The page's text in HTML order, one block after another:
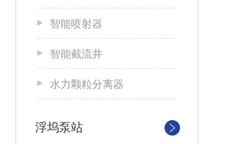
智能喷射器
智能截流井
水力颗粒分离器
浮坞泵站